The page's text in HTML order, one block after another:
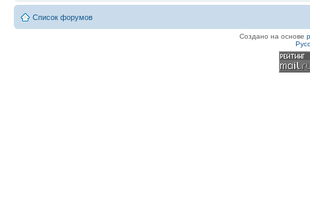
Список форумов
Создано на основе